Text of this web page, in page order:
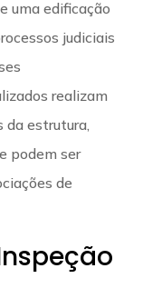
uma edificação
judiciais
realizam
da estrutura,
podem ser
de